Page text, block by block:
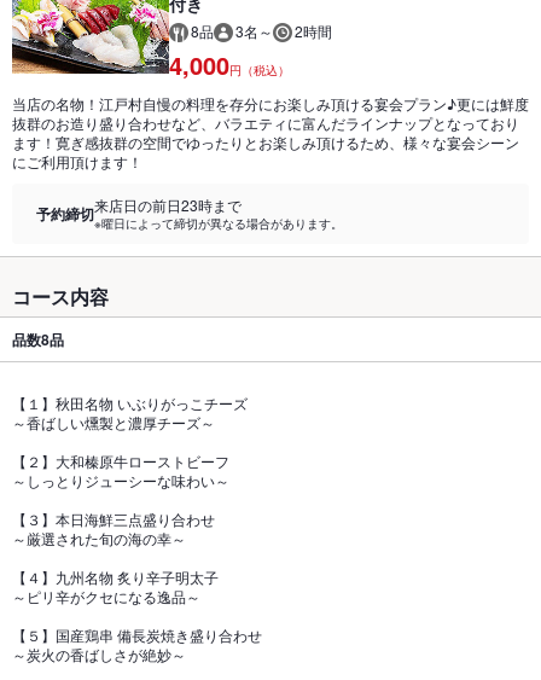
8品 3名～ 2時間
4,000円（税込）
当店の名物！江戸村自慢の料理を存分にお楽しみ頂ける宴会プラン♪更には鮮度
抜群のお造り盛り合わせなど、バラエティに富んだラインナップとなっており
ます！寛ぎ感抜群の空間でゆったりとお楽しみ頂けるため、様々な宴会シーン
にご利用頂けます！
予約締切来店日の前日23時まで
※曜日によって締切が異なる場合があります。
コース内容
品数8品
【１】秋田名物 いぶりがっこチーズ
～香ばしい燻製と濃厚チーズ～
【２】大和榛原牛ローストビーフ
～しっとりジューシーな味わい～
【３】本日海鮮三点盛り合わせ
～厳選された旬の海の幸～
【４】九州名物 炙り辛子明太子
～ピリ辛がクセになる逸品～
【５】国産鶏串 備長炭焼き盛り合わせ
～炭火の香ばしさが絶妙～